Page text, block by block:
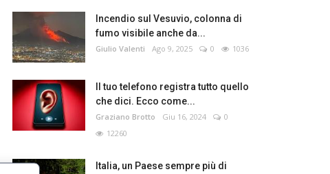
Incendio sul Vesuvio, colonna di
fumo visibile anche da...
Giulio Valenti Ago 9, 2025 0 1036
Il tuo telefono registra tutto quello
che dici. Ecco come...
Graziano Brotto Giu 16, 2024
0
12260
Italia, un Paese sempre più di